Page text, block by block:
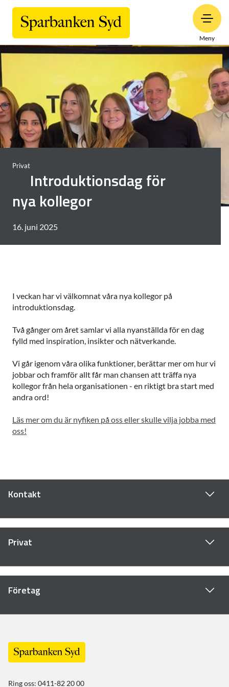
Meny
Privat
Introduktionsdag för
nya kollegor
16. juni 2025
I veckan har vi välkomnat våra nya kollegor på
introduktionsdag.
Två gånger om året samlar vi alla nyanställda för en dag
fylld med inspiration, insikter och nätverkande.
Vi går igenom våra olika funktioner, berättar mer om hur vi
jobbar och framför allt får man chansen att träffa nya
kollegor från hela organisationen - en riktigt bra start med
andra ord!
Läs mer om du är nyfiken på oss eller skulle vilja jobba med
oss!
Kontakt
Privat
Företag
Ring oss: 0411-82 20 00